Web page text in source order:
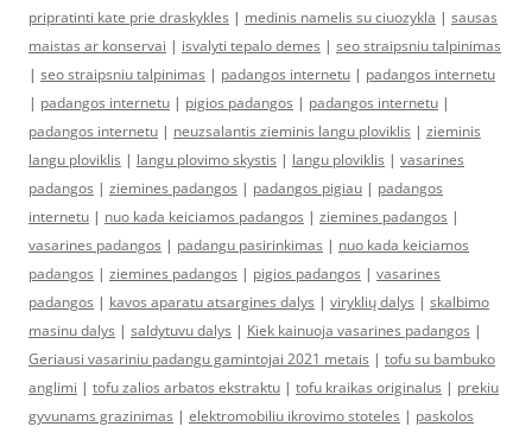
pripratinti kate prie draskykles | medinis namelis su ciuozykla | sausas
maistas ar konservai | isvalyti tepalo demes | seo straipsniu talpinimas
| seo straipsniu talpinimas | padangos internetu | padangos internetu
| padangos internetu | pigios padangos | padangos internetu |
padangos internetu | neuzsalantis zieminis langu ploviklis | zieminis
langu ploviklis | langu plovimo skystis | langu ploviklis | vasarines
padangos | ziemines padangos | padangos pigiau | padangos
internetu | nuo kada keiciamos padangos | ziemines padangos |
vasarines padangos | padangu pasirinkimas | nuo kada keiciamos
padangos | ziemines padangos | pigios padangos | vasarines
padangos | kavos aparatu atsargines dalys | viryklių dalys | skalbimo
masinu dalys | saldytuvu dalys | Kiek kainuoja vasarines padangos |
Geriausi vasariniu padangu gamintojai 2021 metais | tofu su bambuko
anglimi | tofu zalios arbatos ekstraktu | tofu kraikas originalus | prekiu
gyvunams grazinimas | elektromobiliu ikrovimo stoteles | paskolos